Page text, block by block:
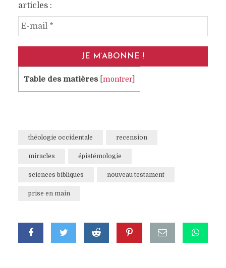
articles :
E‑mail
Table des matières montrer]
théologie occidentale recension
miracles épistémologie
sciences bibliques nouveau testament
prise en main